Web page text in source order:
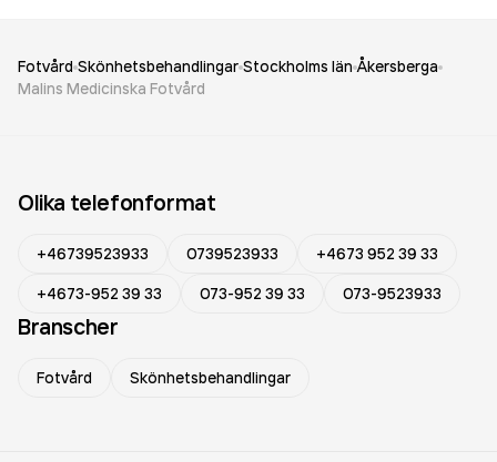
Fotvård Skönhetsbehandlingar Stockholms län Åkersberga
Malins Medicinska Fotvård
Olika telefonformat
+46739523933 0739523933
+4673 952 39 33
+4673-952 39 33
073-952 39 33 073-9523933
Branscher
Fotvård Skönhetsbehandlingar